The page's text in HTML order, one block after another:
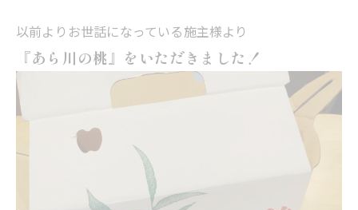
以前よりお世話になっている施主様より
『あら川の桃』をいただきました！